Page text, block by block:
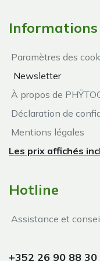
Informations
Paramètres des
Newsletter
À propos de
Déclaration de
Mentions légales
Les prix affichés
Hotline
Assistance et
+352 26 90 88 30